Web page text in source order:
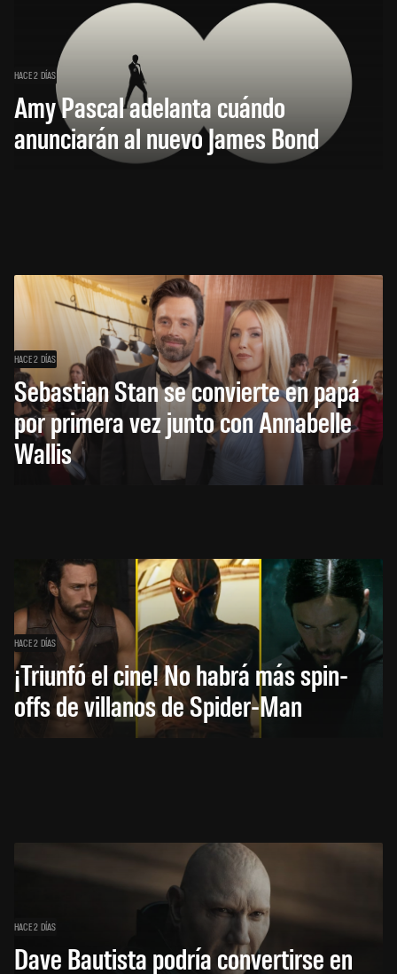
HACE 2 DÍAS
Amy Pascal adelanta cuándo
anunciarán al nuevo James Bond
HACE 2 DÍAS
Sebastian Stan se convierte en papá
por primera vez junto con Annabelle
Wallis
HACE 2 DÍAS
¡Triunfó el cine! No habrá más spin-
offs de villanos de Spider-Man
HACE 2 DÍAS
Dave Bautista podría convertirse en